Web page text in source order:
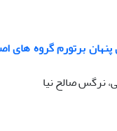
برتورم گروه های
نرگس صالح نیا